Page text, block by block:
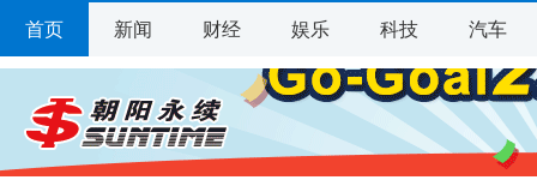
首页 新闻 财经 娱乐 科技 汽车